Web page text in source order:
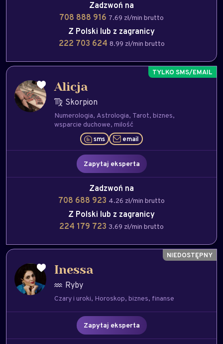
Zadzwoń na
708 888 916 7.69 zł/min brutto
Z Polski lub z zagranicy
222 703 624 8.99 zł/min brutto
Alicja
Skorpion
Numerologia Astrologia Tarot biznes
wsparcie duchowe milość
sms email
Zapytaj eksperta
Zadzwoń na
708 688 923 4.26 zł/min brutto
Z Polski lub z zagranicy
224 179 723 3.69 zł/min brutto
Inessa
Ryby
Czary i uroki Horoskop biznes finanse
Zapytaj eksperta